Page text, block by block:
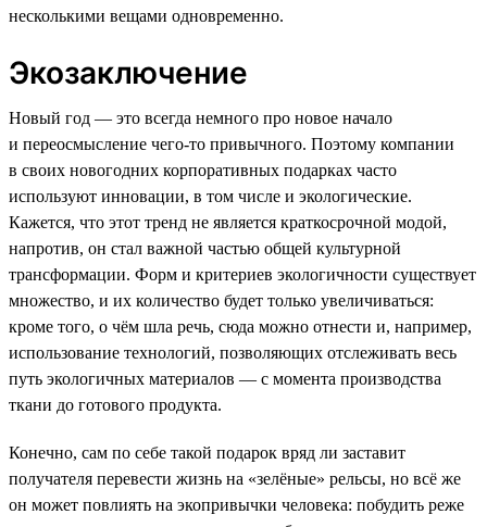
несколькими вещами одновременно.
Экозаключение
Новый год — это всегда немного про новое начало
и переосмысление чего-то привычного. Поэтому компании
в своих новогодних корпоративных подарках часто
используют инновации, в том числе и экологические.
Кажется, что этот тренд не является краткосрочной модой,
напротив, он стал важной частью общей культурной
трансформации. Форм и критериев экологичности существует
множество, и их количество будет только увеличиваться:
кроме того, о чём шла речь, сюда можно отнести и, например,
использование технологий, позволяющих отслеживать весь
путь экологичных материалов — с момента производства
ткани до готового продукта.
Конечно, сам по себе такой подарок вряд ли заставит
получателя перевести жизнь на «зелёные» рельсы, но всё же
он может повлиять на экопривычки человека: побудить реже